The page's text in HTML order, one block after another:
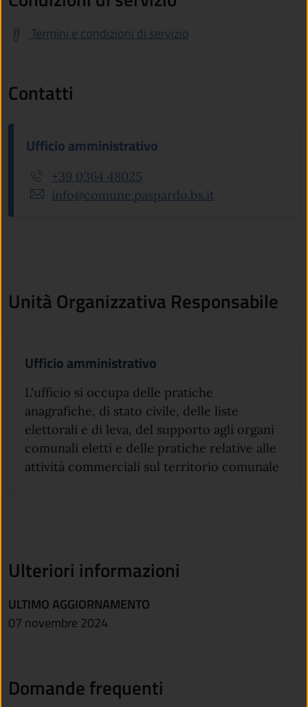
Termini e condizioni di servizio
Contatti
Ufficio amministrativo
+39 0364 48025
info@comune.paspardo.bs.it
Unità Organizzativa Responsabile
Ufficio amministrativo
L'ufficio si occupa delle pratiche
anagrafiche, di stato civile, delle liste
elettorali e di leva, del supporto agli organi
comunali eletti e delle pratiche relative alle
attività commerciali sul territorio comunale
Ulteriori informazioni
ULTIMO AGGIORNAMENTO
07 novembre 2024
Domande frequenti